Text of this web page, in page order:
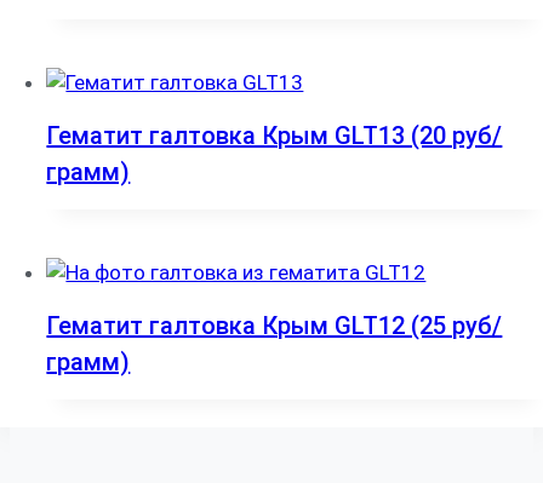
Гематит галтовка Крым GLT13 (20 руб/
грамм)
Гематит галтовка Крым GLT12 (25 руб/
грамм)